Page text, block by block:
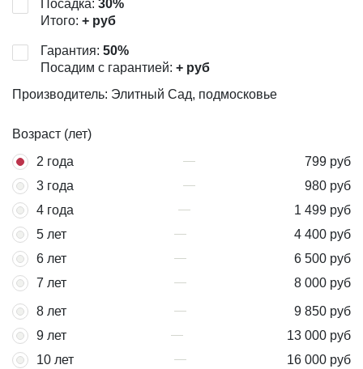
Посадка: 30%
Итого: + руб
Гарантия: 50%
Посадим с гарантией: + руб
Производитель: Элитный Сад, подмосковье
Возраст (лет)
2 года
799 руб
3 года
980 руб
4 года
1 499 руб
5 лет
4 400 руб
6 лет
6 500 руб
7 лет
8 000 руб
8 лет
9 850 руб
9 лет
13 000 руб
10 лет
16 000 руб